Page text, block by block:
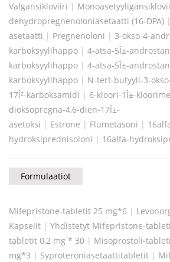
Valgansikloviiri |
dehydropregnenoloniasetaatti (16-DPA) |
asetaatti | Pregnenoloni | 3-okso-4-
karboksyylihappo | 4-atsa-5Î±-
karboksyylihappo | 4-atsa-5Î±-
karboksyylihappo | N-tert-butyyli-3-
17Î²-karboksamidi | 6-kloori-1Î±-
dioksopregna-4,6-dien-17Î±-
asetoksi | Estrone | Flumetasoni |
hydroksiprednisoloni | 16alfa-
Formulaatiot
Mifepristone-tabletit 25 mg*6 |
Kapselit | Yhdistetyt Mifepristone-
tabletit 0,2 mg * 30 | Misoprostoli-
mg*3 | Syproteroniasetaattitabletit |